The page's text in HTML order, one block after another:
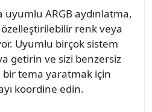
ARGB aydınlatma,
renk veya
Uyumlu birçok sistem
getirin ve sizi benzersiz
bir tema yaratmak için
koordine edin.